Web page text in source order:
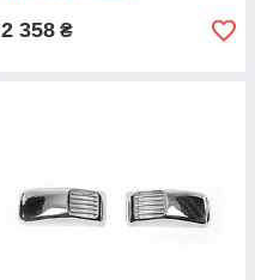
2 358 ₴